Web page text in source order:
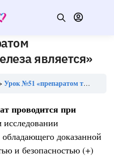
является»
Урок №51 «препаратом трехвалентного железа является»
проводится при
доказанной
и безопасностью (+)